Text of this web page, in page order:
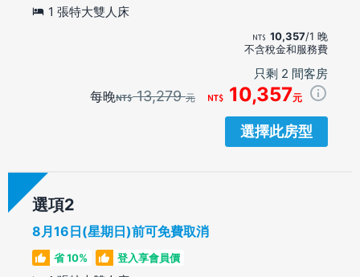
1 張特大雙人床
10,357/1 晚
不含稅金和服務費
只剩 2 間客房
每晚 13,279元 10,357元
選擇此房型
選項
8月16日(星期日)前可免費取消
省 10% 登入享會員價